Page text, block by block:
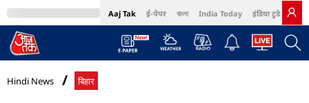
Aaj Tak ई-पेपर বাংলা India Today इंडिया टुडे हिंदी
MumbaiTak Cosmopolitan Harper's Bazaar Northeast
Hindi News बिहार